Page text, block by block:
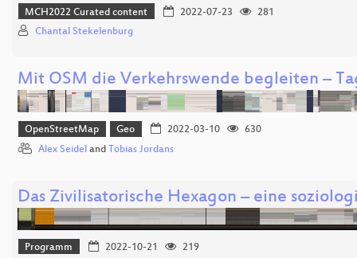
MCH2022 Curated content 2022-07-23
281
Chantal Stekelenburg
Mit OSM die Verkehrswende begleiten –
OpenStreetMap Geo 2022-03-10
630
Alex Seidel and Tobias Jordans
Das Zivilisatorische Hexagon – eine
Programm 2022-10-21
219